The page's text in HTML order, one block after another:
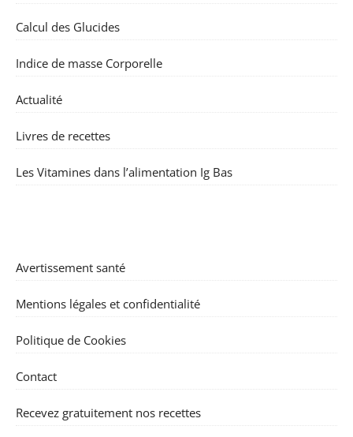
Calcul des Glucides
Indice de masse Corporelle
Actualité
Livres de recettes
Les Vitamines dans l’alimentation Ig Bas
Avertissement santé
Mentions légales et confidentialité
Politique de Cookies
Contact
Recevez gratuitement nos recettes